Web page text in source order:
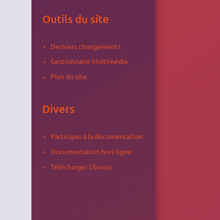
Outils du site
Derniers changements
Gestionnaire Multimédia
Plan du site
Divers
Participer à la documentation
Documentation hors ligne
Télécharger Ubuntu